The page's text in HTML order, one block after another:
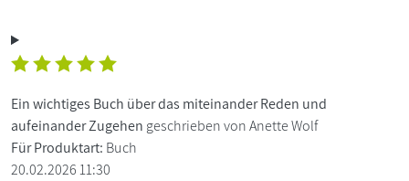
Ein wichtiges Buch über das miteinander Reden und
aufeinander Zugehen geschrieben von Anette Wolf
Für Produktart: Buch
20.02.2026 11:30